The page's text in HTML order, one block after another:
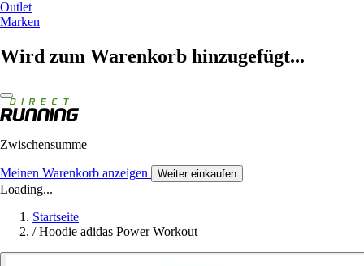
Outlet
Marken
Wird zum Warenkorb hinzugefügt...
Zwischensumme
Meinen Warenkorb anzeigen Weiter einkaufen
Loading...
Startseite
/ Hoodie adidas Power Workout